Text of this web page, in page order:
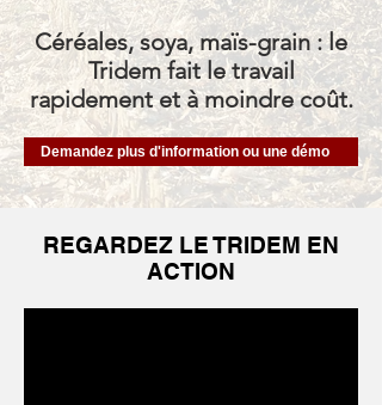
Céréales, soya, maïs-grain : le
Tridem fait le travail
rapidement et à moindre coût.
Demandez plus d'information ou une démo
REGARDEZ LE TRIDEM EN
ACTION